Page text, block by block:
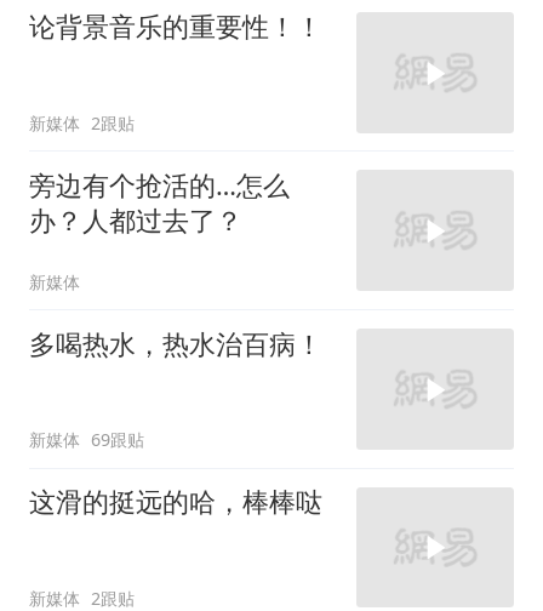
论背景音乐的重要性！！
新媒体 2跟贴
旁边有个抢活的…怎么
办？人都过去了？
新媒体
多喝热水，热水治百病！
新媒体 69跟贴
这滑的挺远的哈，棒棒哒
新媒体 2跟贴